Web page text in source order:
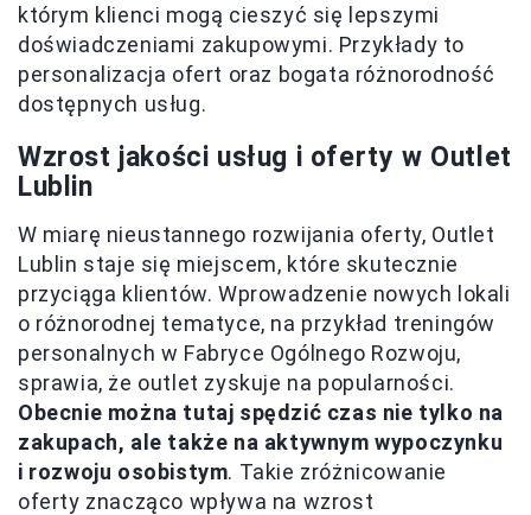
którym klienci mogą cieszyć się lepszymi
doświadczeniami zakupowymi. Przykłady to
personalizacja ofert oraz bogata różnorodność
dostępnych usług.
Wzrost jakości usług i oferty w Outlet
Lublin
W miarę nieustannego rozwijania oferty, Outlet
Lublin staje się miejscem, które skutecznie
przyciąga klientów. Wprowadzenie nowych lokali
o różnorodnej tematyce, na przykład treningów
personalnych w Fabryce Ogólnego Rozwoju,
sprawia, że outlet zyskuje na popularności.
Obecnie można tutaj spędzić czas nie tylko na
zakupach, ale także na aktywnym wypoczynku
i rozwoju osobistym. Takie zróżnicowanie
oferty znacząco wpływa na wzrost